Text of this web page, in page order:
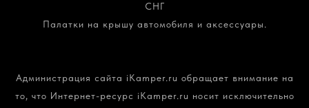
СНГ
Палатки на крышу автомобиля и аксессуары.
Администрация сайта iKamper.ru обращает внимание на
то, что Интернет-ресурс iKamper.ru носит исключительно